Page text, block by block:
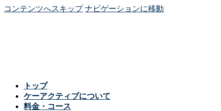
コンテンツへスキップ ナビゲーションに移動
トップ
ケーアクティブについて
料金・コース